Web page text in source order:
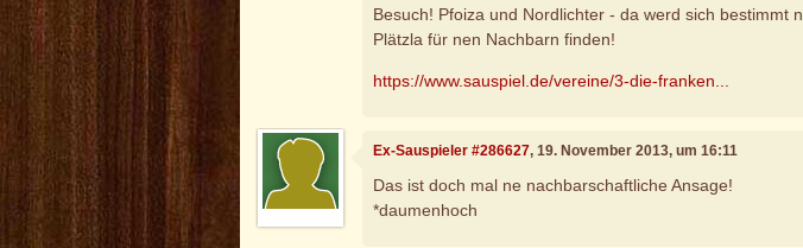
Besuch! Pfoiza und Nordlichter - da werd sich bestimmt
Plätzla für nen Nachbarn finden!
https://www.sauspiel.de/vereine/3-die-franken...
Ex-Sauspieler #286627, 19. November 2013, um 16:11
Das ist doch mal ne nachbarschaftliche Ansage!
*daumenhoch